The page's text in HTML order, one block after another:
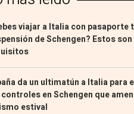
viajar a Italia con pasaporte
de Schengen? Estos
da un ultimatún a Italia para
en Schengen que
estival